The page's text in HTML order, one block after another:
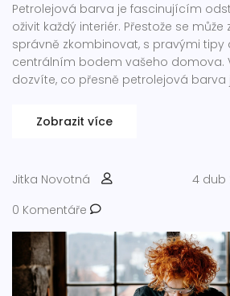
Petrolejová barva je fascinujícím
oživit každý interiér. Přestože se
správně zkombinovat, s pravými tipy
centrálním bodem vašeho domova.
dozvíte, co přesně petrolejová barva
Zobrazit více
Jitka Novotná
4 dub
0 Komentáře